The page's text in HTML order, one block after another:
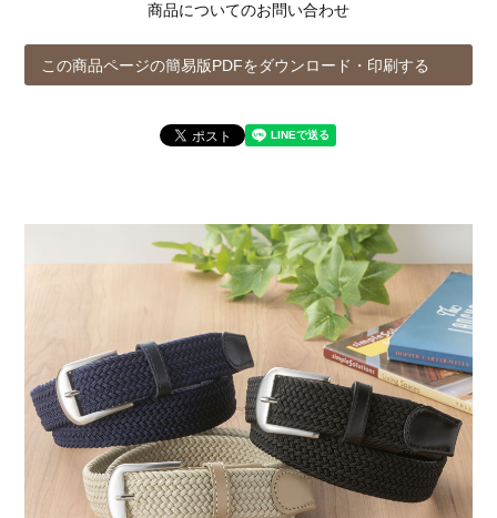
商品についてのお問い合わせ
この商品ページの簡易版PDFをダウンロード・印刷する